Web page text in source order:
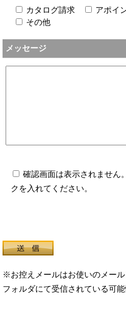
カタログ請求 アポイ
その他
メッセージ
確認画面は表示されません
クを入れてください。
※お控えメールはお使いのメール
フォルダにて受信されている可能